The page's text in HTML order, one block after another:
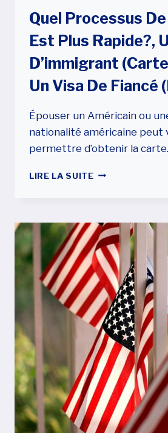
Quel Processus
Est Plus Rapide?,
D’immigrant
Un Visa De Fiancé
Épouser un Américain ou
nationalité américaine peut
permettre d’obtenir la
LIRE LA SUITEQUEL
EST
PLUS
RAPIDE?,
UN
VISA
D’IMMIGRANT
(CARTE
VERTE)
OU
UN
VISA
DE
FIANCÉ
(E)?